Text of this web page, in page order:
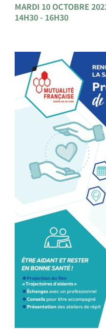
MARDI 10 OCTOBRE
14H30 - 16H30